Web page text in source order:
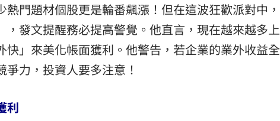
門題材個股更是輪番飆漲！但在這波狂歡派對中，
，發文提醒務必提高警覺。他直言，現在越來越多上
」來美化帳面獲利。他警告，若企業的業外收益全
力，投資人要多注意！
利